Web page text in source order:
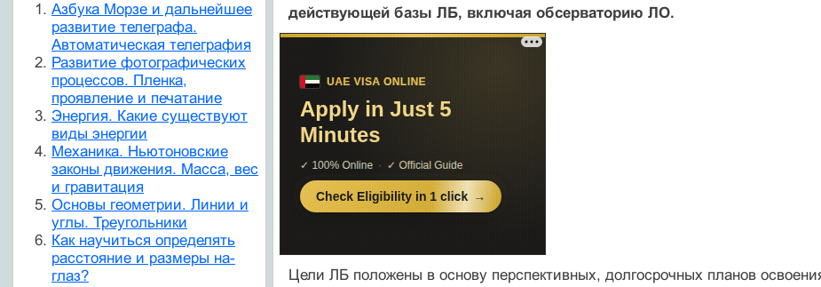
действующей базы ЛБ, включая обсерваторию ЛО.
Цели ЛБ положены в основу перспективных, долгосрочных планов
Азбука Морзе и дальнейшее
развитие телеграфа.
Автоматическая телеграфия
Развитие фотографических
процессов. Пленка,
проявление и печатание
Энергия. Какие существуют
виды энергии
Механика. Ньютоновские
законы движения. Масса, вес
и гравитация
Основы геометрии. Линии и
углы. Треугольники
Как научиться определять
расстояние и размеры на-
глаз?